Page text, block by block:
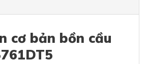
cơ bản bồn cầu